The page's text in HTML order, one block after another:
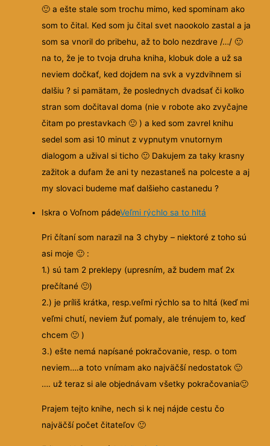
🙂 a ešte stale som trochu mimo, ked spominam ako
som to čital. Ked som ju čital svet naookolo zastal a ja
som sa vnoril do pribehu, až to bolo nezdrave /…/🙂
na to, že je to tvoja druha kniha, klobuk dole a už sa
neviem dočkať, ked dojdem na svk a vyzdvihnem si
dalšiu ? si pamätam, že poslednych dvadsať či kolko
stran som dočitaval doma (nie v robote ako zvyčajne
čitam po prestavkach🙂 ) a ked som zavrel knihu
sedel som asi 10 minut z vypnutym vnutornym
dialogom a užival si ticho🙂 Dakujem za taky krasny
zažitok a dufam že ani ty nezastaneš na polceste a aj
my slovaci budeme mať dalšieho castanedu ?
Iskra o Voľnom pádeVeľmi rýchlo sa to hltá
Pri čítaní som narazil na 3 chyby – niektoré z toho sú
asi moje🙂 :
1.) sú tam 2 preklepy (upresním, až budem mať 2x
prečítané🙂)
2.) je príliš krátka, resp.veľmi rýchlo sa to hltá (keď mi
veľmi chutí, neviem žuť pomaly, ale trénujem to, keď
chcem🙂 )
3.) ešte nemá napísané pokračovanie, resp. o tom
neviem….a toto vnímam ako najväčší nedostatok🙂
…. už teraz si ale objednávam všetky pokračovania🙂
Prajem tejto knihe, nech si k nej nájde cestu čo
najväčší počet čitateľov🙂